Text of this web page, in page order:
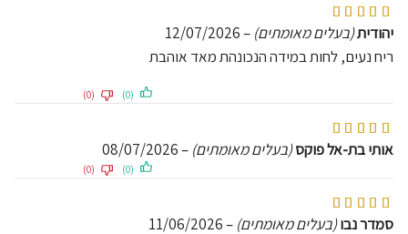
יהודית(בעלים מאומתים) –
12/07/2026
ריח נעים, לחות במידה הנכונהת מאד אוהבת
(0)
(0)
אותי בת-אל פוקס(בעלים מאומתים) –
08/07/2026
(0)
(0)
סמדר נבו(בעלים מאומתים) –
11/06/2026